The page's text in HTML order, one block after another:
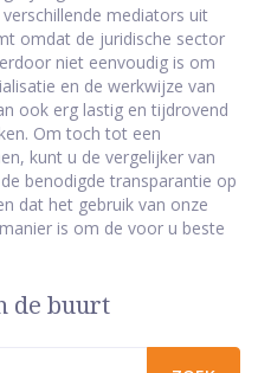
mediators uit
omdat de juridische sector
niet eenvoudig is om
en de werkwijze van
ook erg lastig en tijdrovend
Om toch tot een
kunt u de vergelijker van
benodigde transparantie op
dat het gebruik van onze
is om de voor u beste
de buurt